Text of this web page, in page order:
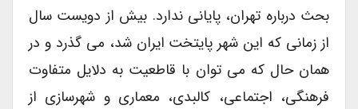
بحث درباره تهران، پایانی ندارد. بیش از دویست سال
از زمانی که این شهر پایتخت ایران شد، می گذرد و در
همان حال که می توان با قاطعیت به دلایل متفاوت
فرهنگی، اجتماعی، کالبدی، معماری و شهرسازی از